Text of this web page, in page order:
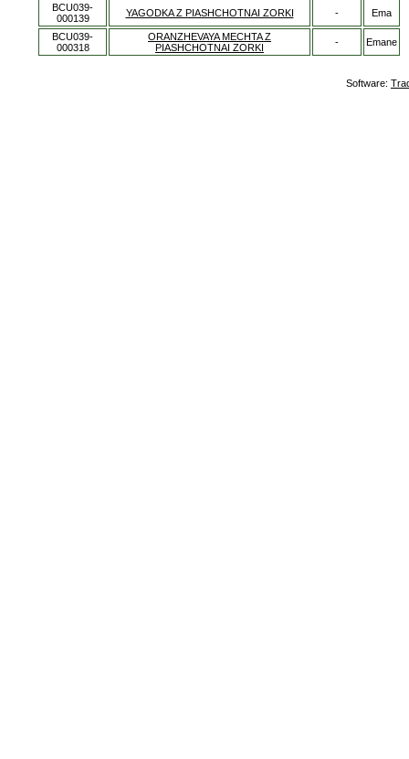
BCU039-
000139
YAGODKA Z PIASHCHOTNAI ZORKI - Ema
BCU039-
000318
ORANZHEVAYA MECHTA Z
PIASHCHOTNAI ZORKI
- Emane
Software: